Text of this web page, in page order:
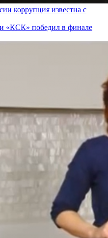
коррупция известна с
«КСК» победил в финале